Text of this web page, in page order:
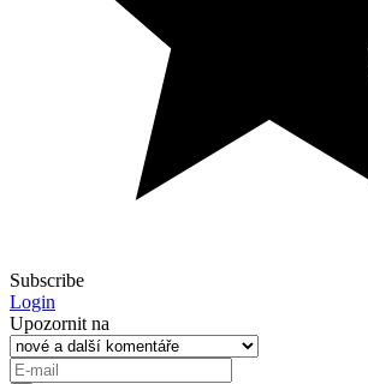
Subscribe
Login
Upozornit na